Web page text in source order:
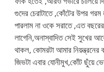
গুদের চেরাটাতে ,কোঁটের উপর
পারলাম না ওকে সরাতে ,এত
লাগেনি,অনাস্বাদিত সেই সুখের
থাকল, কোমরটা আমার
জিভটা এবার যোনীমুখ,কোঁট ছুঁয়ে